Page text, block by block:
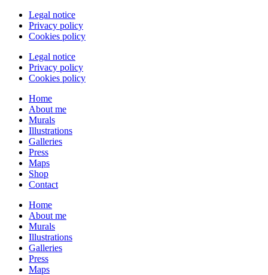
Legal notice
Privacy policy
Cookies policy
Legal notice
Privacy policy
Cookies policy
Home
About me
Murals
Illustrations
Galleries
Press
Maps
Shop
Contact
Home
About me
Murals
Illustrations
Galleries
Press
Maps